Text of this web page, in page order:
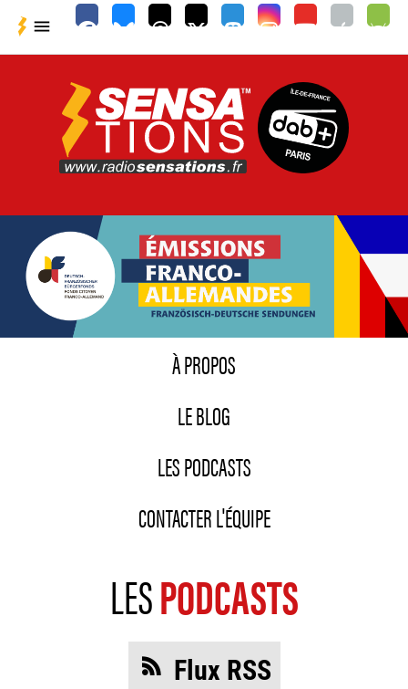

À PROPOS
LE BLOG
LES PODCASTS
CONTACTER L'ÉQUIPE
LESPODCASTS
Flux RSS